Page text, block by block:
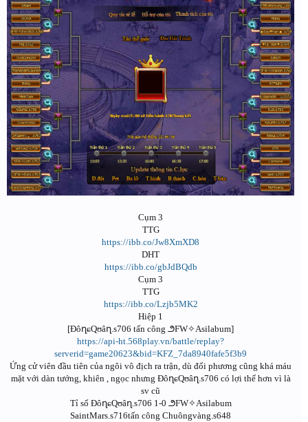
Cụm 3
TTG
https://ibb.co/Jw8XmXD8
DHT
https://ibb.co/gbJdBQdb
Cụm 3
TTG
https://ibb.co/Lzjb5MK2
Hiệp 1
[ĐôղɕQʊâղ.s706 tấn công ౨FW✧Asilabum]
https://api-ht.568play.vn/battle/replay?
serverid=game20623&bid=KFZ_7da8940fafe5f3b9
Ứng cử viên đầu tiên của ngôi vô địch ra trận, dù đối phương cũng khá máu
mặt với dàn tướng, khiên , ngọc nhưng ĐôղɕQʊâղ.s706 có lợi thế hơn vì là
sv cũ
Tỉ số ĐôղɕQʊâղ.s706 1-0 ౨FW✧Asilabum
SaintMars.s716tấn công Chuôngvàng.s648